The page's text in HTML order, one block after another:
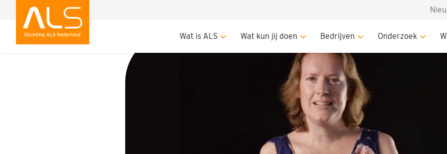
Wat is ALS Wat kun jij doen Bedrijven Onderzoek